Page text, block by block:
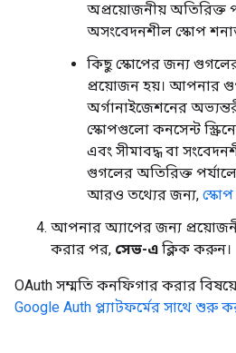
অপ্রয়োজনীয় অতিরিক্ত
অসংবেদনশীল স্কোপ
কিছু স্কোপের জন্য
প্রয়োজন হয়। আপনার
অর্গানাইজেশনের
স্কোপগুলো কনসেন্ট
এবং সীমাবদ্ধ বা
গুগলের অতিরিক্ত
আরও তথ্যের জন্য, স্কোপ
আপনার অ্যাপের জন্য
করার পর, সেভ-এ ক্লিক করুন।
OAuth সম্মতি কনফিগার করার
Google Auth প্ল্যাটফর্মের সাথে শুরু